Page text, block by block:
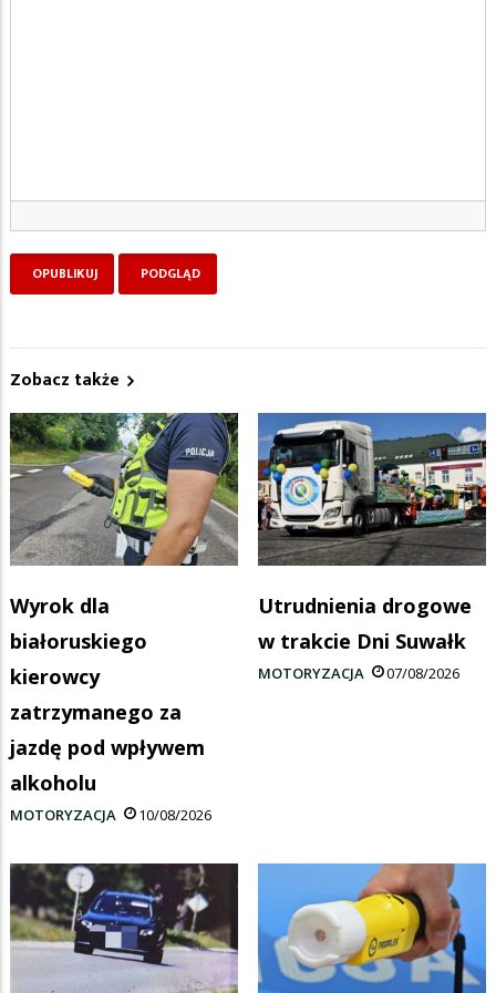
Zobacz także
Wyrok dla
białoruskiego
kierowcy
zatrzymanego za
jazdę pod wpływem
alkoholu
MOTORYZACJA 10/08/2026
Utrudnienia drogowe
w trakcie Dni Suwałk
MOTORYZACJA 07/08/2026